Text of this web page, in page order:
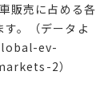
販売に占める各
。（データよ
ev-
2）